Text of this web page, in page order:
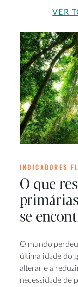
VER
INDICADORES
O que
se
O mundo
última idade do
alterar e a
necessidade de